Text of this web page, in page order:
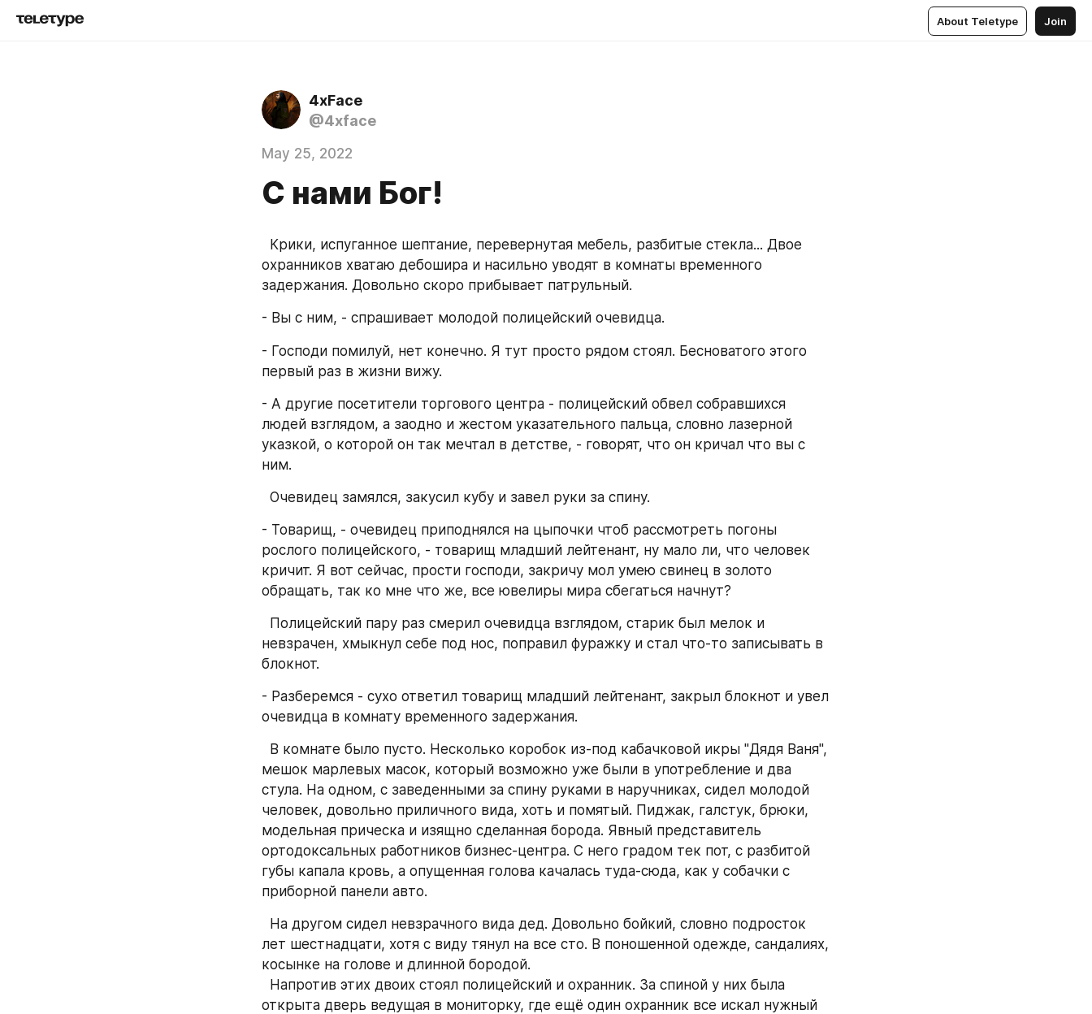
About Teletype Join
4xFace
@4xface
May 25, 2022
С нами Бог!
охранников хватаю дебошира и насильно уводят в комнаты временного
задержания. Довольно скоро прибывает патрульный.
- Вы с ним, - спрашивает молодой полицейский очевидца.
- Господи помилуй, нет конечно. Я тут просто рядом стоял. Бесноватого этого
первый раз в жизни вижу.
- А другие посетители торгового центра - полицейский обвел собравшихся
людей взглядом, а заодно и жестом указательного пальца, словно лазерной
указкой, о которой он так мечтал в детстве, - говорят, что он кричал что вы с
ним.
  Очевидец замялся, закусил кубу и завел руки за спину.
- Товарищ, - очевидец приподнялся на цыпочки чтоб рассмотреть погоны
рослого полицейского, - товарищ младший лейтенант, ну мало ли, что человек
кричит. Я вот сейчас, прости господи, закричу мол умею свинец в золото
обращать, так ко мне что же, все ювелиры мира сбегаться начнут?
невзрачен, хмыкнул себе под нос, поправил фуражку и стал что-то записывать в
блокнот.
- Разберемся - сухо ответил товарищ младший лейтенант, закрыл блокнот и увел
очевидца в комнату временного задержания.
мешок марлевых масок, который возможно уже были в употребление и два
стула. На одном, с заведенными за спину руками в наручниках, сидел молодой
человек, довольно приличного вида, хоть и помятый. Пиджак, галстук, брюки,
модельная прическа и изящно сделанная борода. Явный представитель
ортодоксальных работников бизнес-центра. С него градом тек пот, с разбитой
губы капала кровь, а опущенная голова качалась туда-сюда, как у собачки с
приборной панели авто.
лет шестнадцати, хотя с виду тянул на все сто. В поношенной одежде, сандалиях,
косынке на голове и длинной бородой.
открыта дверь ведущая в мониторку, где ещё один охранник все искал нужный